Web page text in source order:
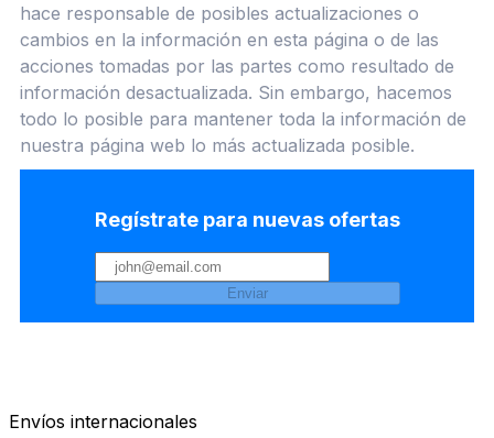
hace responsable de posibles actualizaciones o
cambios en la información en esta página o de las
acciones tomadas por las partes como resultado de
información desactualizada. Sin embargo, hacemos
todo lo posible para mantener toda la información de
nuestra página web lo más actualizada posible.
Regístrate para nuevas ofertas
Enviar
Envíos internacionales